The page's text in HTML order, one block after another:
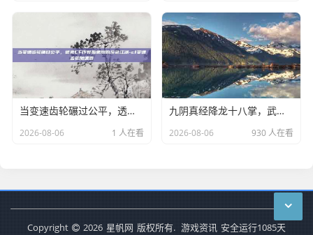
当变速齿轮碾过公平，透视CF作弊加速器的灰色江湖-cf变速齿轮加速器
2026-08-06 1 人在看
九阴真经降龙十八掌，武侠世界中的绝世武功
2026-08-06 930 人在看
Copyright 2026 星帆网 版权所有. 游戏资讯 安全运行1085天